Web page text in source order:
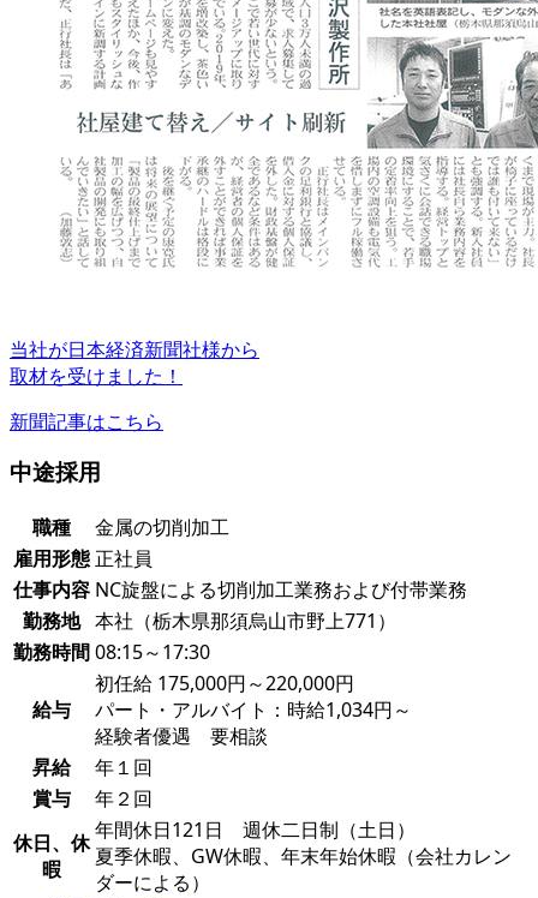
当社が日本経済新聞社様から
取材を受けました！
新聞記事はこちら
中途採用
職種
金属の切削加工
雇用形態 正社員
仕事内容 NC旋盤による切削加工業務および付帯業務
勤務地 本社（栃木県那須烏山市野上771）
勤務時間08:15～17:30
給与
初任給 175,000円～220,000円
パート・アルバイト：時給1,034円～
経験者優遇 要相談
昇給
年１回
賞与
年２回
休日、休
暇
年間休日121日 週休二日制（土日）
夏季休暇、GW休暇、年末年始休暇（会社カレン
ダーによる）